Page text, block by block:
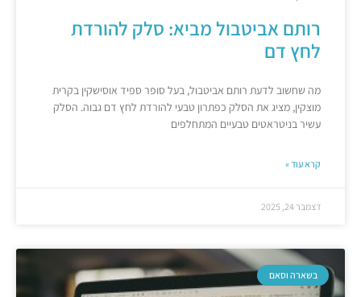
רותם אביטבול מביא: סלק להורדת
לחץ דם
מה שחשוב לדעת רותם אביטבול, בעל סופר ספיד אוסישקין בקרית
מוצקין, מציג את הסלק כפתרון טבעי להורדת לחץ דם גבוה. הסלק
עשיר בניטראטים טבעיים המתחלפים
קרא עוד »
דצמבר 24, 2025
בשארה וסאם